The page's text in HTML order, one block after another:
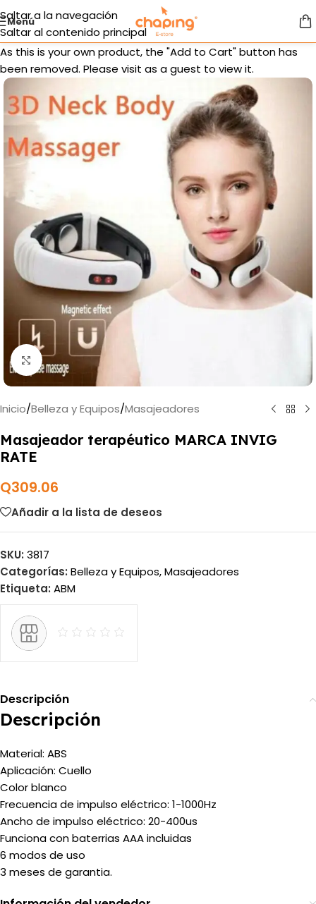
Saltar a la navegación
Saltar al contenido principal
Menú
As this is your own product, the "Add to Cart" button has
been removed. Please visit as a guest to view it.
Haga clic para ampliar
Inicio/Belleza y Equipos/Masajeadores
Masajeador terapéutico MARCA INVIG
RATE
Q309.06
Añadir a la lista de deseos
SKU: 3817
Categorías: Belleza y Equipos,Masajeadores
Etiqueta: ABM
Descripción
Descripción
Material: ABS
Aplicación: Cuello
Color blanco
Frecuencia de impulso eléctrico: 1-1000Hz
Ancho de impulso eléctrico: 20-400us
Funciona con baterrias AAA incluidas
6 modos de uso
3 meses de garantia.